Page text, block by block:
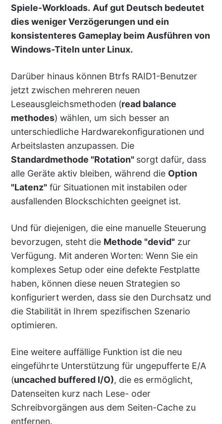
Spiele-Workloads. Auf gut Deutsch bedeutet
dies weniger Verzögerungen und ein
konsistenteres Gameplay beim Ausführen von
Windows-Titeln unter Linux.
Darüber hinaus können Btrfs RAID1-Benutzer
jetzt zwischen mehreren neuen
Leseausgleichsmethoden (read balance
methodes) wählen, um sich besser an
unterschiedliche Hardwarekonfigurationen und
Arbeitslasten anzupassen. Die
Standardmethode "Rotation" sorgt dafür, dass
alle Geräte aktiv bleiben, während die Option
"Latenz" für Situationen mit instabilen oder
ausfallenden Blockschichten geeignet ist.
Und für diejenigen, die eine manuelle Steuerung
bevorzugen, steht die Methode "devid" zur
Verfügung. Mit anderen Worten: Wenn Sie ein
komplexes Setup oder eine defekte Festplatte
haben, können diese neuen Strategien so
konfiguriert werden, dass sie den Durchsatz und
die Stabilität in Ihrem spezifischen Szenario
optimieren.
Eine weitere auffällige Funktion ist die neu
eingeführte Unterstützung für ungepufferte E/A
(uncached buffered I/O), die es ermöglicht,
Datenseiten kurz nach Lese- oder
Schreibvorgängen aus dem Seiten-Cache zu
entfernen.